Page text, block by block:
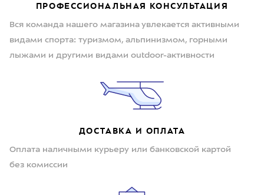
ПРОФЕССИОНАЛЬНАЯ КОНСУЛЬТАЦИЯ
Вся команда нашего магазина увлекается активными
видами спорта: туризмом, альпинизмом, горными
лыжами и другими видами outdoor-активности
ДОСТАВКА И ОПЛАТА
Оплата наличными курьеру или банковской картой
без комиссии